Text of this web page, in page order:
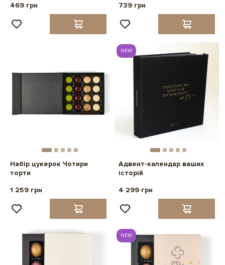
469 грн
739 грн
Набір цукерок Чотири
торти
1 259 грн
NEW
Адвент-календар ваших
історій
4 299 грн
NEW